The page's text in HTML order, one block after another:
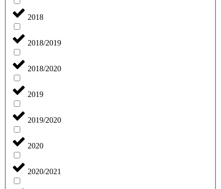
2018
2018/2019
2018/2020
2019
2019/2020
2020
2020/2021